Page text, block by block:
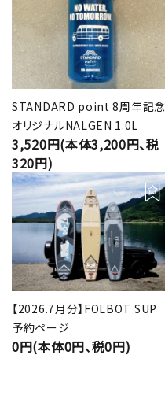
STANDARD point 8周年記念
オリジナルNALGEN 1.0L
3,520円(本体3,200円、税
320円)
【2026.7月分】FOLBOT SUP
予約ページ
0円(本体0円、税0円)